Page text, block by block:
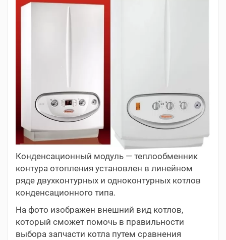
Конденсационный модуль — теплообменник
контура отопления установлен в линейном
ряде двухконтурных и одноконтурных котлов
конденсационного типа.
На фото изображен внешний вид котлов,
который сможет помочь в правильности
выбора запчасти котла путем сравнения